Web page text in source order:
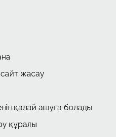
сайт жасау
қалай ашуға болады
құралы